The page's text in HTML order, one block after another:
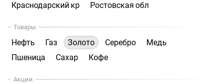
Краснодарский кр
Ростовская обл
Товары
Нефть Газ Золото Серебро
Медь
Пшеница
Сахар Кофе
Акции